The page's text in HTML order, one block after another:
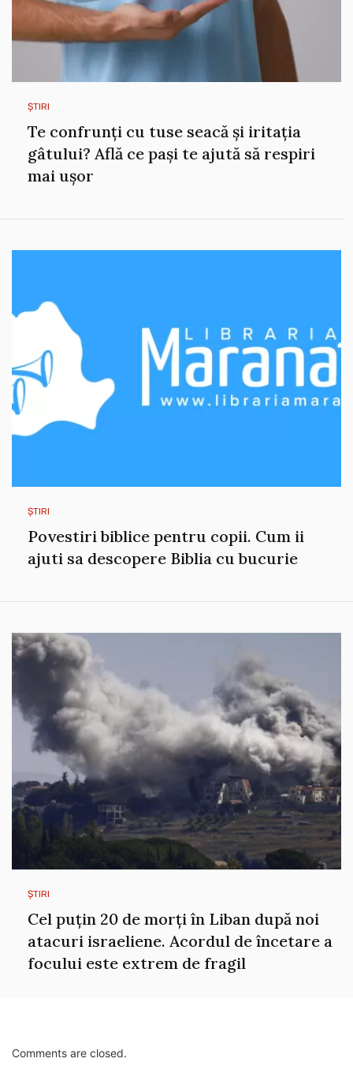
ȘTIRI
Te confrunți cu tuse seacă și iritația
gâtului? Află ce pași te ajută să respiri
mai ușor
ȘTIRI
Povestiri biblice pentru copii. Cum ii
ajuti sa descopere Biblia cu bucurie
ȘTIRI
Cel puțin 20 de morți în Liban după noi
atacuri israeliene. Acordul de încetare a
focului este extrem de fragil
Comments are closed.